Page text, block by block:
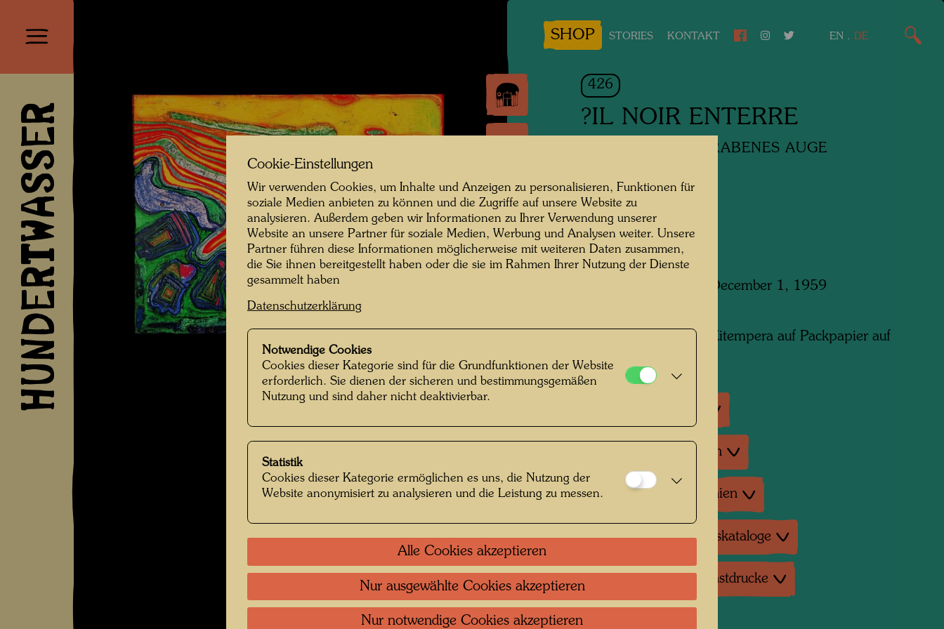
HUNDERTWASSER
SHOP STORIES KONTAKT EN . DE
426
?IL NOIR ENTERRE
SCHWARZES BEGRABENES AUGE
Mixed media
1959
Painted in Hamburg, December 1, 1959
Mixed media: Öl und Eitempera auf Packpapier auf
Gruppenausstellungen
Literatur: Monographien
Literatur: Ausstellungskataloge
Reproduktionen, Kunstdrucke
Cookie-Einstellungen
Wir verwenden Cookies, um Inhalte und Anzeigen zu personalisieren, Funktionen für
soziale Medien anbieten zu können und die Zugriffe auf unsere Website zu
analysieren. Außerdem geben wir Informationen zu Ihrer Verwendung unserer
Website an unsere Partner für soziale Medien, Werbung und Analysen weiter. Unsere
Partner führen diese Informationen möglicherweise mit weiteren Daten zusammen,
die Sie ihnen bereitgestellt haben oder die sie im Rahmen Ihrer Nutzung der Dienste
gesammelt haben
Datenschutzerklärung
Notwendige Cookies
Cookies dieser Kategorie sind für die Grundfunktionen der Website
erforderlich. Sie dienen der sicheren und bestimmungsgemäßen
Nutzung und sind daher nicht deaktivierbar.
Statistik
Cookies dieser Kategorie ermöglichen es uns, die Nutzung der
Website anonymisiert zu analysieren und die Leistung zu messen.
Alle Cookies akzeptieren
Nur ausgewählte Cookies akzeptieren
Nur notwendige Cookies akzeptieren